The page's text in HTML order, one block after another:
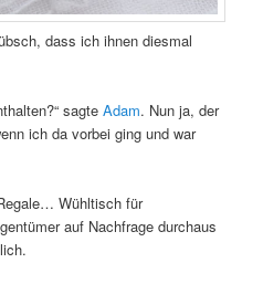
dass ich ihnen diesmal
sagteAdam. Nun ja, der
ich da vorbei ging und war
Wühltisch für
auf Nachfrage durchaus